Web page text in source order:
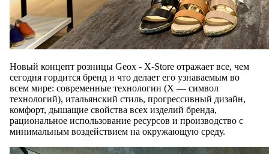
Новый концепт розницы Geox - X-Store отражает все, чем
сегодня гордится бренд и что делает его узнаваемым во
всем мире: современные технологии (X — символ
технологий), итальянский стиль, прогрессивный дизайн,
комфорт, дышащие свойства всех изделий бренда,
рациональное использование ресурсов и производство с
минимальным воздействием на окружающую среду.